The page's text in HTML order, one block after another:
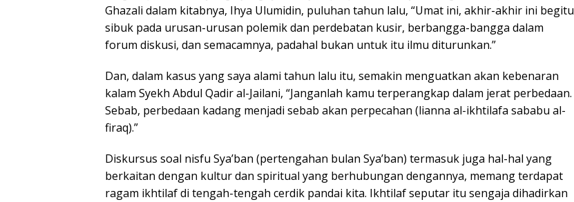
Ghazali dalam kitabnya, Ihya Ulumidin, puluhan tahun lalu, “Umat ini, akhir-akhir ini begitu
sibuk pada urusan-urusan polemik dan perdebatan kusir, berbangga-bangga dalam
forum diskusi, dan semacamnya, padahal bukan untuk itu ilmu diturunkan.”
Dan, dalam kasus yang saya alami tahun lalu itu, semakin menguatkan akan kebenaran
kalam Syekh Abdul Qadir al-Jailani, “Janganlah kamu terperangkap dalam jerat perbedaan.
Sebab, perbedaan kadang menjadi sebab akan perpecahan (lianna al-ikhtilafa sababu al-
firaq).”
Diskursus soal nisfu Sya’ban (pertengahan bulan Sya’ban) termasuk juga hal-hal yang
berkaitan dengan kultur dan spiritual yang berhubungan dengannya, memang terdapat
ragam ikhtilaf di tengah-tengah cerdik pandai kita. Ikhtilaf seputar itu sengaja dihadirkan